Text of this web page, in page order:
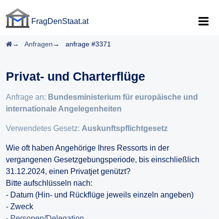
FragDenStaat.at
Startseite
Anfragen anfrage #3371
Privat- und Charterflüge
Anfrage an: Bundesministerium für europäische und
internationale Angelegenheiten
Verwendetes Gesetz: Auskunftspflichtgesetz
Wie oft haben Angehörige Ihres Ressorts in der
vergangenen Gesetzgebungsperiode, bis einschließlich
31.12.2024, einen Privatjet genützt?
Bitte aufschlüsseln nach:
- Datum (Hin- und Rückflüge jeweils einzeln angeben)
- Zweck